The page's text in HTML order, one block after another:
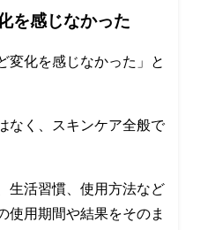
を感じなかった
変化を感じなかった」と
なく、スキンケア全般で
生活習慣、使用方法など
使用期間や結果をそのま